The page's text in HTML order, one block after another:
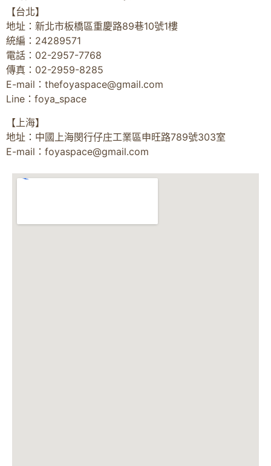
【台北】
地址：新北市板橋區重慶路89巷10號1樓
統編：24289571
電話：02-2957-7768
傳真：02-2959-8285
E-mail： thefoyaspace@gmail.com
Line：foya_space
【上海】
地址：中國上海閔行仔庄工業區申旺路789號303室
E-mail： foyaspace@gmail.com